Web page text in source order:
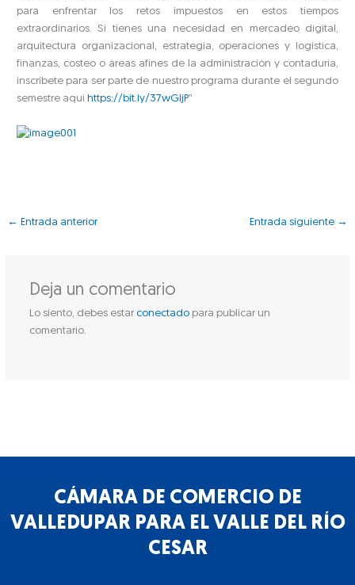
para enfrentar los retos impuestos en estos tiempos
extraordinarios. Si tienes una necesidad en mercadeo digital,
arquitectura organizacional, estrategia, operaciones y logística,
finanzas, costeo o áreas afines de la administración y contaduría,
inscríbete para ser parte de nuestro programa durante el segundo
semestre aquí https://bit.ly/37wGljP”
← Entrada anterior Entrada siguiente →
Deja un comentario
Lo siento, debes estar conectadopara publicar un
comentario.
CÁMARA DE COMERCIO DE
VALLEDUPAR PARA EL VALLE DEL RÍO
CESAR